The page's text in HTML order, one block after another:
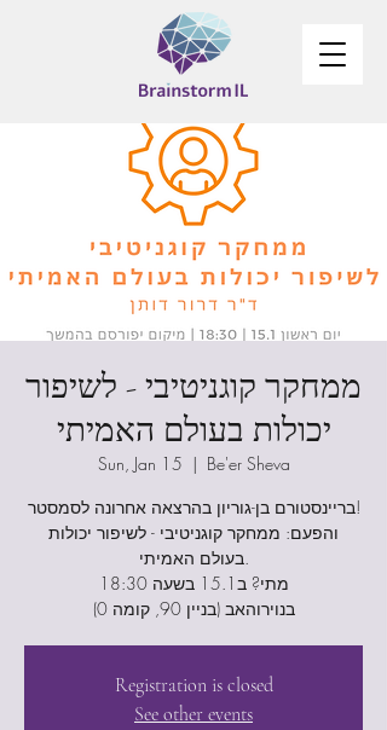
ממחקר קוגניטיבי - לשיפור
יכולות בעולם האמיתי
Sun, Jan 15
  |
Be'er Sheva
בריינסטורם בן-גוריון בהרצאה אחרונה לסמסטר!
והפעם: ממחקר קוגניטיבי - לשיפור יכולות
בעולם האמיתי.
מתי? ב15.1 בשעה 18:30
בנוירוהאב (בניין 90, קומה 0)
Registration is closed
See other events